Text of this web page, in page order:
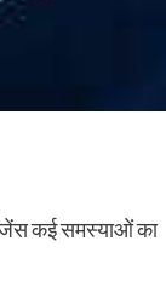
कई समस्याओं का